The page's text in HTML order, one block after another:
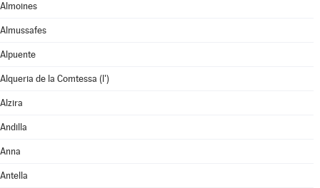
Almoines
Almussafes
Alpuente
Alqueria de la Comtessa (l')
Alzira
Andilla
Anna
Antella